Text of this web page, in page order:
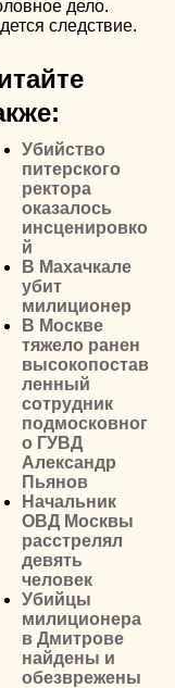
дело.
следствие.
Убийство
питерского
ректора
оказалось
инсценировко
й
В Махачкале
убит
милиционер
В Москве
тяжело ранен
высокопостав
ленный
сотрудник
подмосковног
о ГУВД
Александр
Пьянов
Начальник
ОВД Москвы
расстрелял
девять
человек
Убийцы
милиционера
в Дмитрове
найдены и
обезврежены